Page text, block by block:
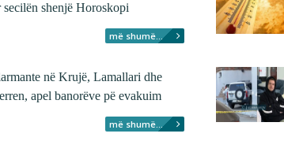
secilën shenjë Horoskopi
më shumë...
në Krujë, Lamallari dhe
apel banorëve pë evakuim
më shumë...